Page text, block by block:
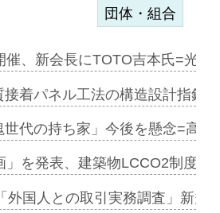
団体・組合
催、新会長にTOTO吉本氏=光
接着パネル工法の構造設計指針
世代の持ち家」今後を懸念=高
」を発表、建築物LCCO2制度
外国人との取引実務調査」新規